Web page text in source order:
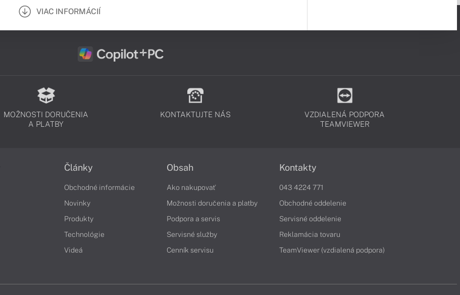
VIAC INFORMÁCIÍ
MOŽNOSTI DORUČENIA
A PLATBY
KONTAKTUJTE NÁS
VZDIALENÁ PODPORA
TEAMVIEWER
Články
Obchodné informácie
Novinky
Produkty
Technológie
Videá
Obsah
Ako nakupovať
Možnosti doručenia a platby
Podpora a servis
Servisné služby
Cenník servisu
Kontakty
043 4224 771
Obchodné oddelenie
Servisné oddelenie
Reklamácia tovaru
TeamViewer (vzdialená podpora)